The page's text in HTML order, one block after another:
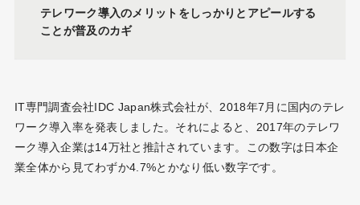
テレワーク導入のメリットをしっかりとアピールする
ことが普及のカギ
IT専門調査会社IDC Japan株式会社が、2018年7月に国内のテレ
ワーク導入率を発表しました。それによると、2017年のテレワ
ーク導入企業は14万社と推計されています。この数字は日本企
業全体から見てわずか4.7%とかなり低い数字です。